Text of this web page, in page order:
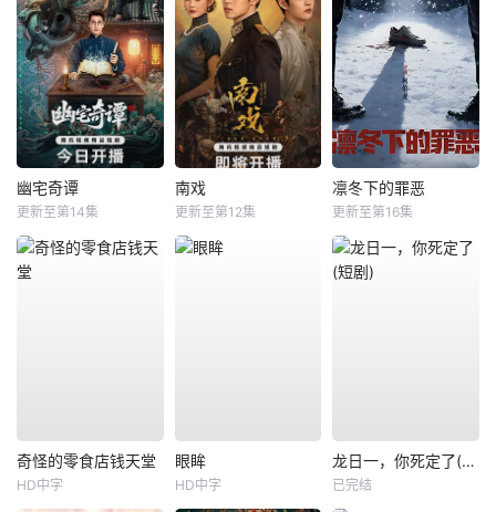
幽宅奇谭
更新至第14集
南戏
更新至第12集
凛冬下的罪恶
更新至第16集
奇怪的零食店钱天堂
HD中字
眼眸
HD中字
龙日一，你死定了(短剧)
已完结